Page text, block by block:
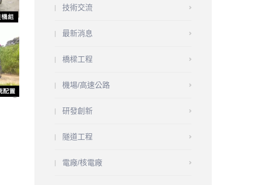
技術交流
最新消息
橋樑工程
機場/高速公路
研發創新
隧道工程
電廠/核電廠